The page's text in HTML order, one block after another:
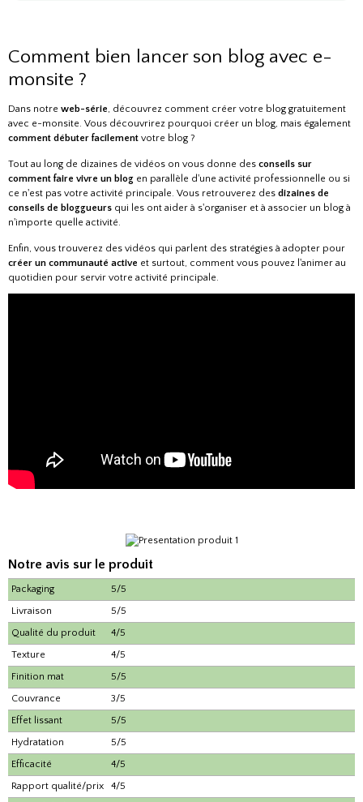
Comment bien lancer son blog avec e-
monsite ?
Dans notre web-série, découvrez comment créer votre blog gratuitement
avec e-monsite. Vous découvrirez pourquoi créer un blog, mais également
comment débuter facilement votre blog ?
Tout au long de dizaines de vidéos on vous donne des conseils sur
comment faire vivre un blog en parallèle d'une activité professionnelle ou si
ce n'est pas votre activité principale. Vous retrouverez des dizaines de
conseils de bloggueurs qui les ont aider à s'organiser et à associer un blog à
n'importe quelle activité.
Enfin, vous trouverez des vidéos qui parlent des stratégies à adopter pour
créer un communauté active et surtout, comment vous pouvez l'animer au
quotidien pour servir votre activité principale.
Notre avis sur le produit
Packaging 5/5
Livraison 5/5
Qualité du produit 4/5
Texture 4/5
Finition mat 5/5
Couvrance 3/5
Effet lissant 5/5
Hydratation 5/5
Efficacité 4/5
Rapport qualité/prix 4/5